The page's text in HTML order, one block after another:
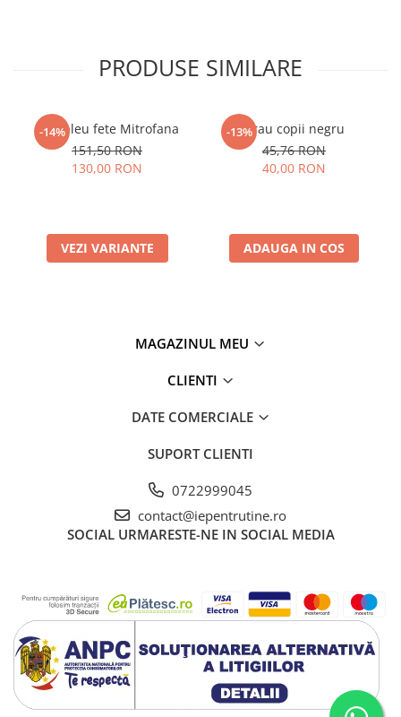
PRODUSE SIMILARE
-14%
Compleu fete Mitrofana
151,50 RON
130,00 RON
VEZI VARIANTE
-13%Brau copii negru
45,76 RON
40,00 RON
ADAUGA IN COS
MAGAZINUL MEU
CLIENTI
DATE COMERCIALE
SUPORT CLIENTI
0722999045
contact@iepentrutine.ro
SOCIAL URMARESTE-NE IN SOCIAL MEDIA